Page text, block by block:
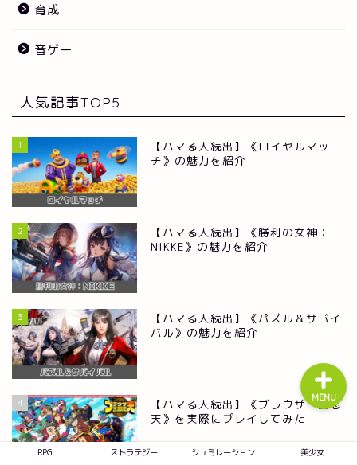
育成
音ゲー
人気記事TOP5
1
【ハマる人続出】《ロイヤルマッ
チ》の魅力を紹介
2
【ハマる人続出】《勝利の女神：
NIKKE》の魅力を紹介
3
【ハマる人続出】《パズル＆サバイ
バル》の魅力を紹介
4
【ハマる人続出】《ブラウザ三国志
天》を実際にプレイしてみた
RPG ストラテジー シュミレーション 美少女
MENU